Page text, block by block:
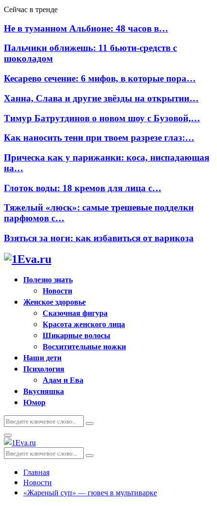
Сейчас в тренде
Не в туманном Альбионе: 48 часов в…
Пальчики оближешь: 11 бьюти-средств с
шоколадом
Кесарево сечение: 6 мифов, в которые пора…
Ханна, Слава и другие звёзды на открытии…
Тимур Батрутдинов о новом шоу с Бузовой,…
Как наносить тени при твоем разрезе глаз:…
Прическа как у парижанки: коса, ниспадающая
на…
Глоток воды: 18 кремов для лица с…
Тяжелый «люск»: самые трешевые подделки
парфюмов с…
Взяться за ноги: как избавиться от варикоза
Полезно знать
Новости
Женское здоровье
Сказочная фигура
Красота женского лица
Шикарные волосы
Восхитительные ножки
Наши дети
Психология
Адам и Ева
Вкусняшка
Юмор
Искать:
Поиск
Основное
меню
Искать:
Поиск
Главная
Новости
«Жареный суп» — гювеч в мультиварке